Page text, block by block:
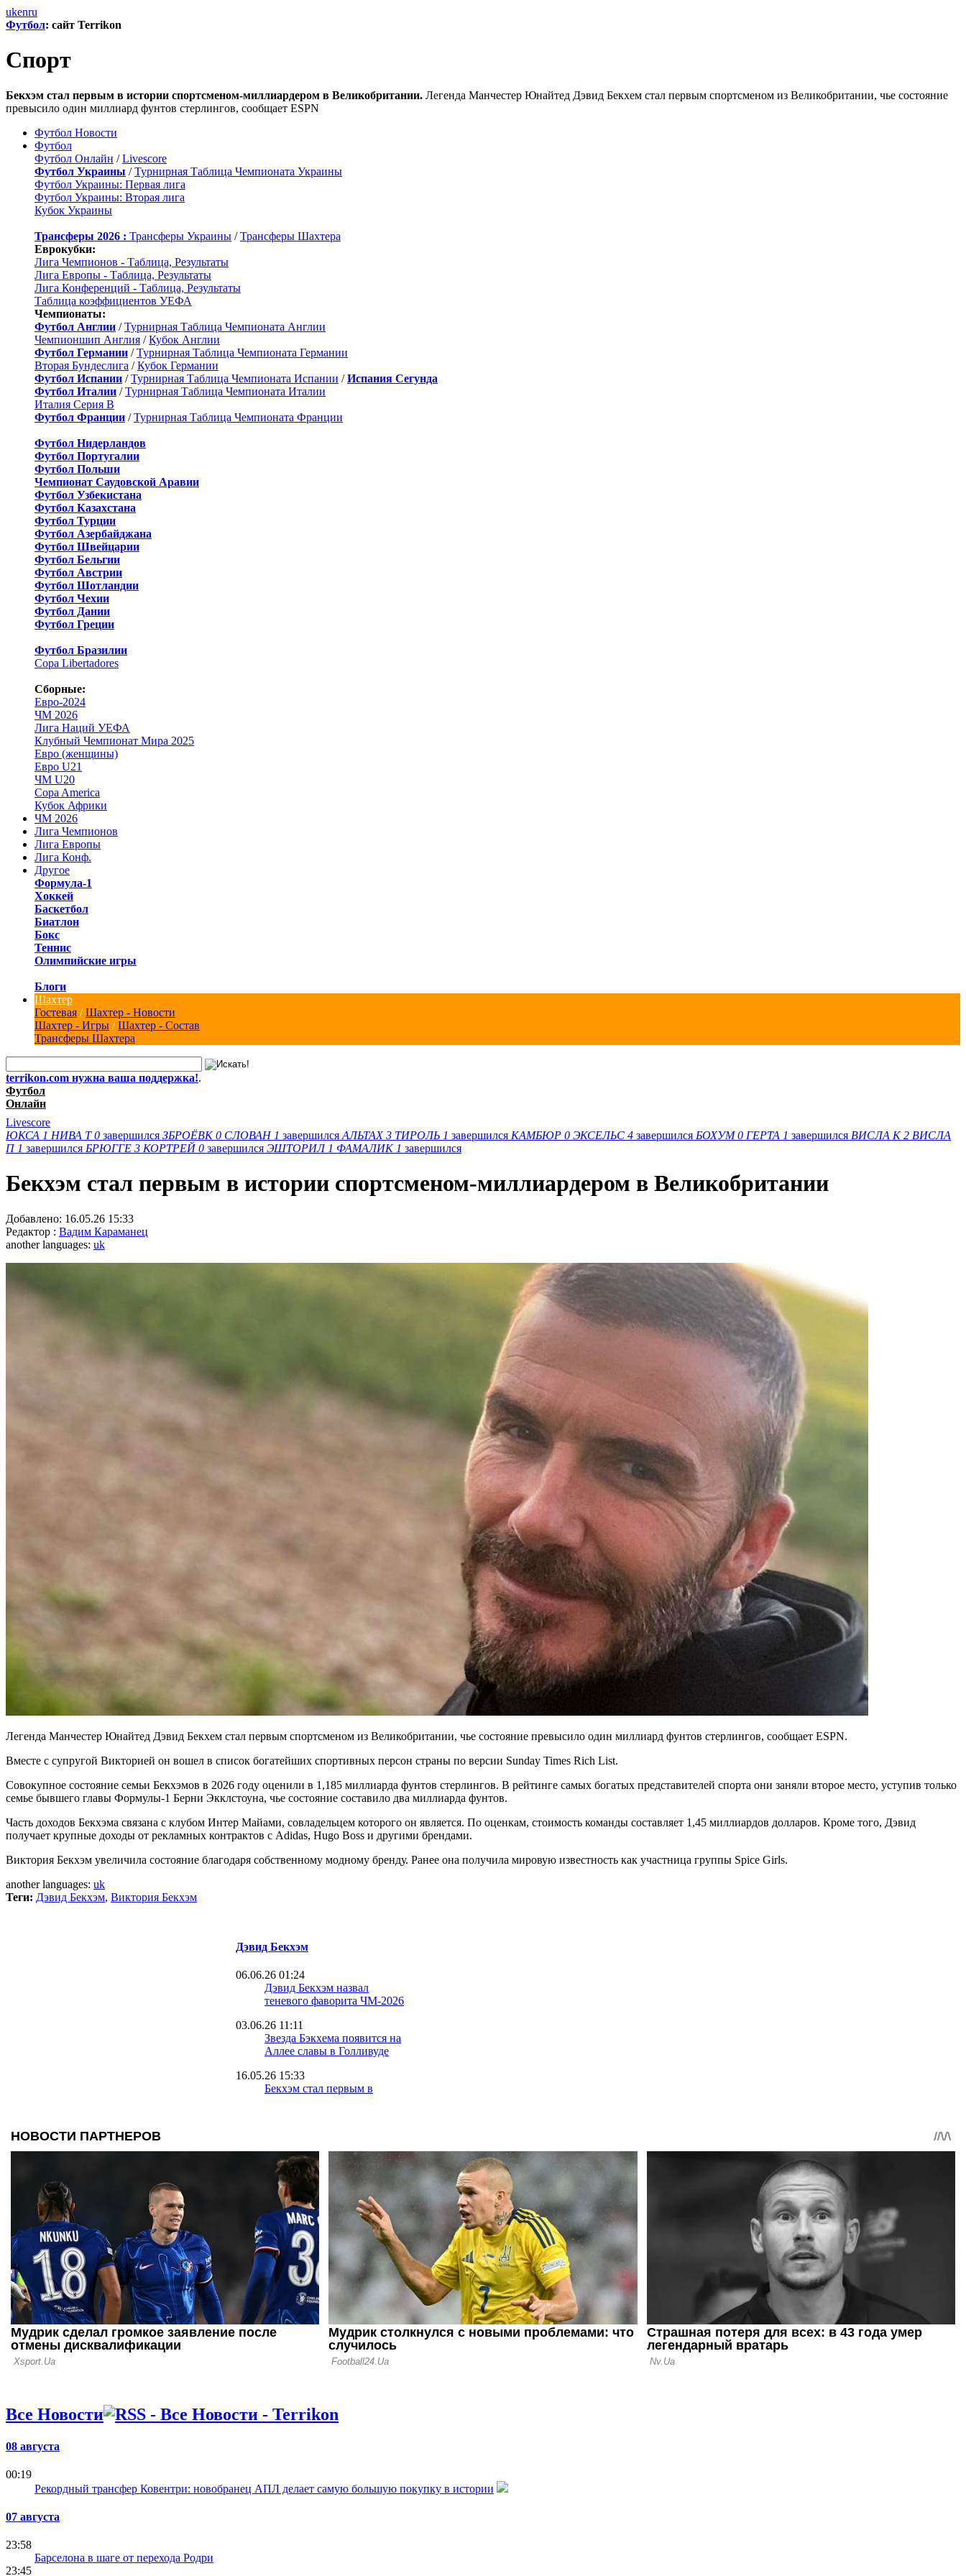
ukenru
Футбол: сайт Terrikon
Спорт
Бекхэм стал первым в истории спортсменом-миллиардером в Великобритании. Легенда Манчестер Юнайтед Дэвид Бекхем стал первым спортсменом из Великобритании, чье состояние
превысило один миллиард фунтов стерлингов, сообщает ESPN
Футбол Новости
Футбол
Футбол Онлайн /Livescore
Футбол Украины /Турнирная Таблица Чемпионата Украины
Футбол Украины: Первая лига
Футбол Украины: Вторая лига
Кубок Украины
Трансферы 2026 : Трансферы Украины /Трансферы Шахтера
Еврокубки:
Лига Чемпионов - Таблица, Результаты
Лига Европы - Таблица, Результаты
Лига Конференций - Таблица, Результаты
Таблица коэффициентов УЕФА
Чемпионаты:
Футбол Англии /Турнирная Таблица Чемпионата Англии
Чемпионшип Англия /Кубок Англии
Футбол Германии /Турнирная Таблица Чемпионата Германии
Вторая Бундеслига /Кубок Германии
Футбол Испании /Турнирная Таблица Чемпионата Испании /Испания Сегунда
Футбол Италии /Турнирная Таблица Чемпионата Италии
Италия Серия B
Футбол Франции /Турнирная Таблица Чемпионата Франции
Футбол Нидерландов
Футбол Португалии
Футбол Польши
Чемпионат Саудовской Аравии
Футбол Узбекистана
Футбол Казахстана
Футбол Турции
Футбол Азербайджана
Футбол Швейцарии
Футбол Бельгии
Футбол Австрии
Футбол Шотландии
Футбол Чехии
Футбол Дании
Футбол Греции
Футбол Бразилии
Copa Libertadores
Сборные:
Евро-2024
ЧМ 2026
Лига Наций УЕФА
Клубный Чемпионат Мира 2025
Евро (женщины)
Евро U21
ЧМ U20
Copa America
Кубок Африки
ЧМ 2026
Лига Чемпионов
Лига Европы
Лига Конф.
Другое
Формула-1
Хоккей
Баскетбол
Биатлон
Бокс
Теннис
Олимпийские игры
Блоги
Шахтер
Гостевая /Шахтер - Новости
Шахтер - Игры /Шахтер - Состав
Трансферы Шахтера
terrikon.com нужна ваша поддержка!.
Футбол
Онлайн
Livescore
ЮКСА 1 НИВА Т 0 завершился ЗБРОЁВК 0 СЛОВАН 1 завершился АЛЬТАХ 3 ТИРОЛЬ 1 завершился КАМБЮР 0 ЭКСЕЛЬС 4 завершился БОХУМ 0 ГЕРТА 1 завершился ВИСЛА K 2 ВИСЛА
П 1 завершился БРЮГГЕ 3 КОРТРЕЙ 0 завершился ЭШТОРИЛ 1 ФАМАЛИК 1 завершился
Бекхэм стал первым в истории спортсменом-миллиардером в Великобритании
Добавлено: 16.05.26 15:33
Редактор : Вадим Караманец
another languages: uk
Легенда Манчестер Юнайтед Дэвид Бекхем стал первым спортсменом из Великобритании, чье состояние превысило один миллиард фунтов стерлингов, сообщает ESPN.
Вместе с супругой Викторией он вошел в список богатейших спортивных персон страны по версии Sunday Times Rich List.
Совокупное состояние семьи Бекхэмов в 2026 году оценили в 1,185 миллиарда фунтов стерлингов. В рейтинге самых богатых представителей спорта они заняли второе место, уступив только
семье бывшего главы Формулы-1 Берни Экклстоуна, чье состояние составило два миллиарда фунтов.
Часть доходов Бекхэма связана с клубом Интер Майами, совладельцем которого он является. По оценкам, стоимость команды составляет 1,45 миллиардов долларов. Кроме того, Дэвид
получает крупные доходы от рекламных контрактов с Adidas, Hugo Boss и другими брендами.
Виктория Бекхэм увеличила состояние благодаря собственному модному бренду. Ранее она получила мировую известность как участница группы Spice Girls.
another languages: uk
Теги: Дэвид Бекхэм, Виктория Бекхэм
Дэвид Бекхэм
06.06.26 01:24
Дэвид Бекхэм назвал
теневого фаворита ЧМ-2026
03.06.26 11:11
Звезда Бэкхема появится на
Аллее славы в Голливуде
16.05.26 15:33
Бекхэм стал первым в
16.04.26 11:20
Дэвид Бекхэм не знает, что
делать дальше
16.03.26 11:44
Бруну Фернандеш: В детстве
у нас каждый пытался
делать то же, что и Бекхэм
Все Новости
08 августа
00:19
Рекордный трансфер Ковентри: новобранец АПЛ делает самую большую покупку в истории
07 августа
23:58
Барселона в шаге от перехода Родри
23:45